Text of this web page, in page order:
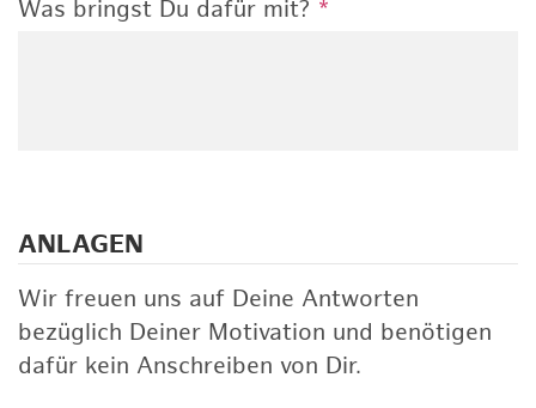
Was bringst Du dafür mit? *
ANLAGEN
Wir freuen uns auf Deine Antworten
bezüglich Deiner Motivation und benötigen
dafür kein Anschreiben von Dir.